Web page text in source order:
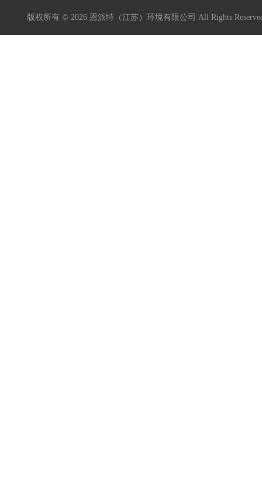
版权所有 © 2026 恩派特（江苏）环境有限公司 All Rights